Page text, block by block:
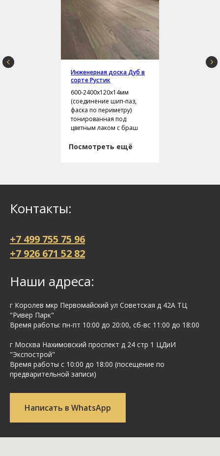
Инженерная доска Дуб в
сорте Рустик
600-2400х120х14мм
(соединение шип-паз,
фаска по периметру)
тонированная под
цветным лаком с браш
Посмотреть ещё
Контакты:
+7 499 755 75 96
+7 926 671 52 82
Наши адреса:
г Королев мкр Первомайский ул Cоветская д 42А ТЦ
"Ривер Парк"
Время работы: пн-пт 10:00 до 20:00, сб-вс 11:00 до 18:00
г Москва Нахимовский проспект д 24 стр 1 ЦДиИ
"Экспострой"
Время работы с 10:00 до 18:00 (посещение по
предварительной записи)
Написать в WhatsApp